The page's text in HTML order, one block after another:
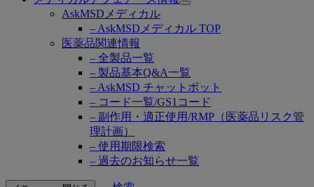
Open
AskMSDメディカル
– AskMSDメディカル TOP
医薬品関連情報
– 全製品一覧
– 製品基本Q&A一覧
– AskMSD チャットボット
– コード一覧/GS1コード
– 副作用・適正使用/RMP（医薬品リスク管
理計画）
– 使用期限検索
– 過去のお知らせ一覧